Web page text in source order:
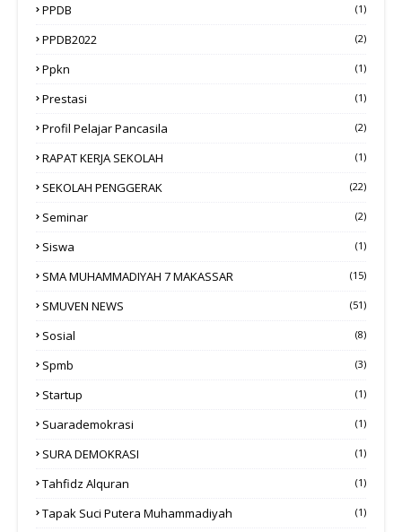
PPDB (1)
PPDB2022 (2)
Ppkn (1)
Prestasi (1)
Profil Pelajar Pancasila (2)
RAPAT KERJA SEKOLAH (1)
SEKOLAH PENGGERAK (22)
Seminar (2)
Siswa (1)
SMA MUHAMMADIYAH 7 MAKASSAR (15)
SMUVEN NEWS (51)
Sosial (8)
Spmb (3)
Startup (1)
Suarademokrasi (1)
SURA DEMOKRASI (1)
Tahfidz Alquran (1)
Tapak Suci Putera Muhammadiyah (1)